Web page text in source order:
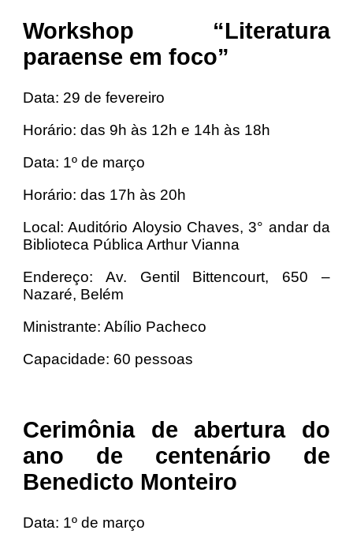
Workshop “Literatura
paraense em foco”
Data: 29 de fevereiro
Horário: das 9h às 12h e 14h às 18h
Data: 1º de março
Horário: das 17h às 20h
Local: Auditório Aloysio Chaves, 3° andar da
Biblioteca Pública Arthur Vianna
Endereço: Av. Gentil Bittencourt, 650 –
Nazaré, Belém
Ministrante: Abílio Pacheco
Capacidade: 60 pessoas
Cerimônia de abertura do
ano de centenário de
Benedicto Monteiro
Data: 1º de março